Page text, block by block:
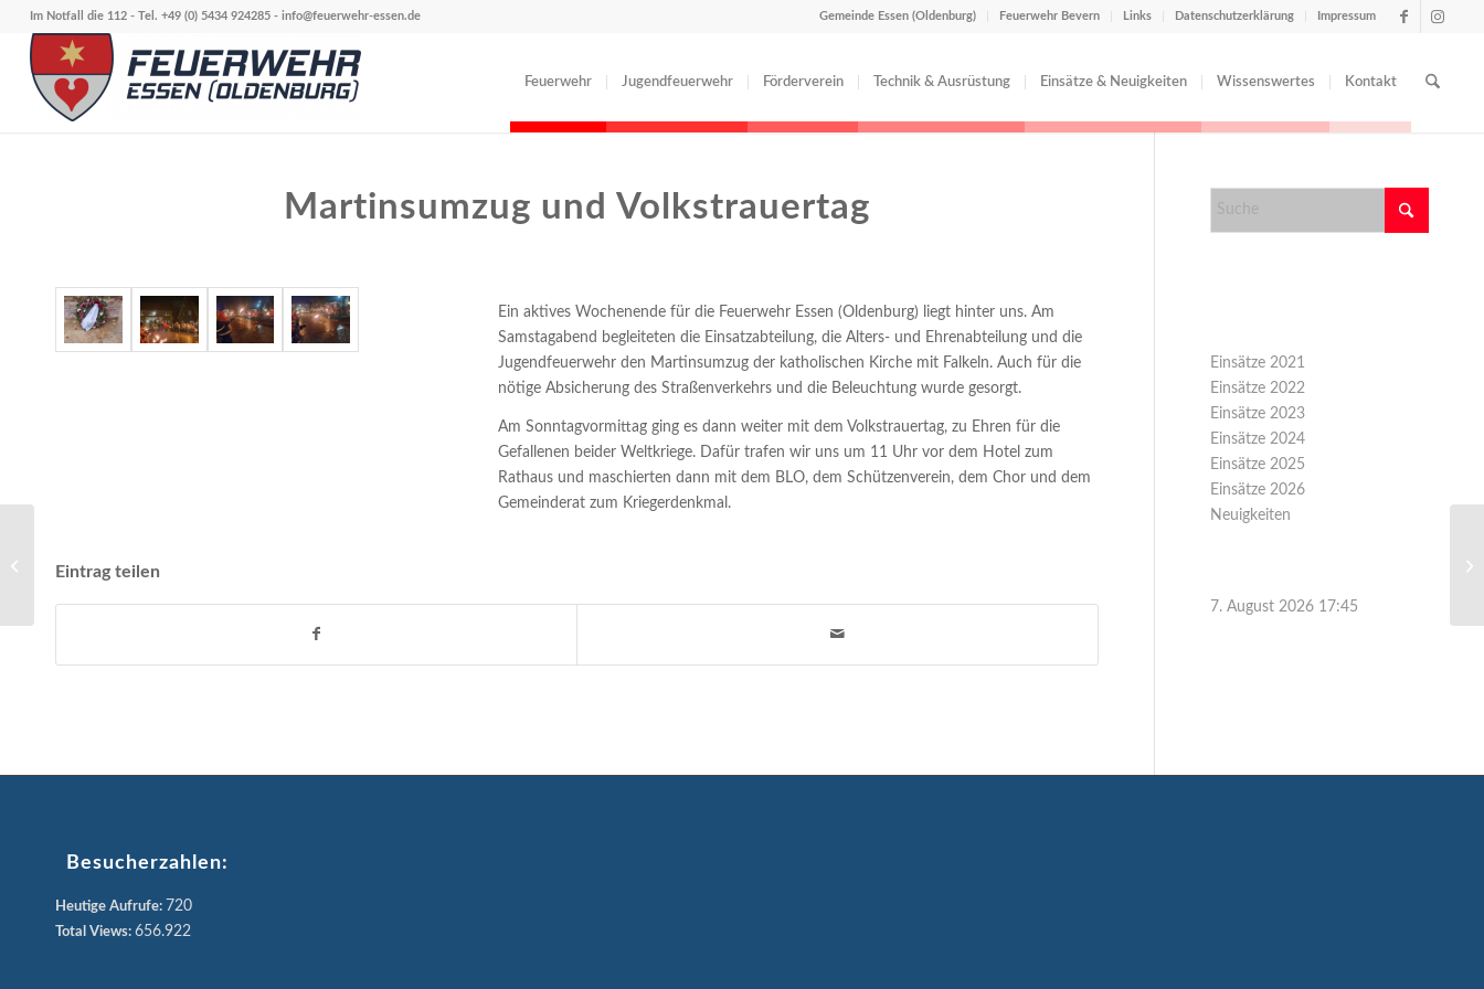
Gemeinde Essen (Oldenburg) Feuerwehr Bevern Links Datenschutzerklärung Impressum
Im Notfall die 112 - Tel. +49 (0) 5434 924285 - info@feuerwehr-essen.de
Feuerwehr Jugendfeuerwehr Förderverein Technik & Ausrüstung Einsätze & Neuigkeiten Wissenswertes Kontakt
Martinsumzug und Volkstrauertag
Ein aktives Wochenende für die Feuerwehr Essen (Oldenburg) liegt hinter uns. Am
Samstagabend begleiteten die Einsatzabteilung, die Alters- und Ehrenabteilung und die
Jugendfeuerwehr den Martinsumzug der katholischen Kirche mit Falkeln. Auch für die
nötige Absicherung des Straßenverkehrs und die Beleuchtung wurde gesorgt.
Am Sonntagvormittag ging es dann weiter mit dem Volkstrauertag, zu Ehren für die
Gefallenen beider Weltkriege. Dafür trafen wir uns um 11 Uhr vor dem Hotel zum
Rathaus und maschierten dann mit dem BLO, dem Schützenverein, dem Chor und dem
Gemeinderat zum Kriegerdenkmal.
Eintrag teilen
Einsätze 2021
Einsätze 2022
Einsätze 2023
Einsätze 2024
Einsätze 2025
Einsätze 2026
Neuigkeiten
7. August 2026 17:45
Besucherzahlen:
Heutige Aufrufe: 720
Total Views: 656.922
2021